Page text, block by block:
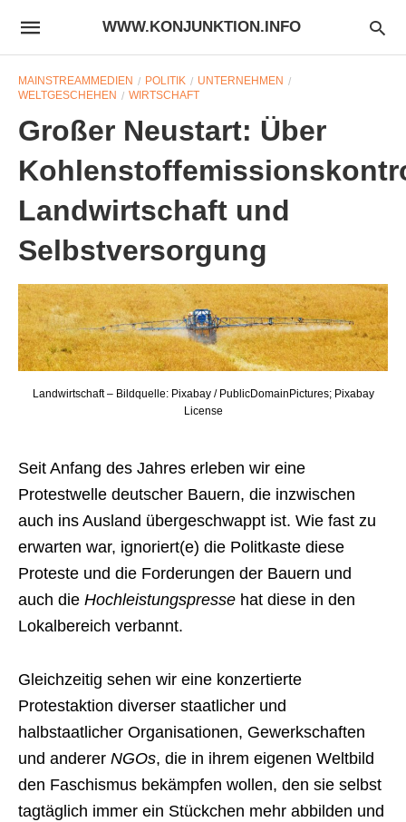
WWW.KONJUNKTION.INFO
MAINSTREAMMEDIEN POLITIK
UNTERNEHMEN
WELTGESCHEHEN
WIRTSCHAFT
Großer Neustart: Über
Landwirtschaft und
Selbstversorgung
Landwirtschaft – Bildquelle: Pixabay / PublicDomainPictures; Pixabay
License
Seit Anfang des Jahres erleben wir eine
Protestwelle deutscher Bauern, die inzwischen
auch ins Ausland übergeschwappt ist. Wie fast zu
erwarten war, ignoriert(e) die Politkaste diese
Proteste und die Forderungen der Bauern und
auch die Hochleistungspresse hat diese in den
Lokalbereich verbannt.
Gleichzeitig sehen wir eine konzertierte
Protestaktion diverser staatlicher und
halbstaatlicher Organisationen, Gewerkschaften
und anderer NGOs, die in ihrem eigenen Weltbild
den Faschismus bekämpfen wollen, den sie selbst
tagtäglich immer ein Stückchen mehr abbilden und